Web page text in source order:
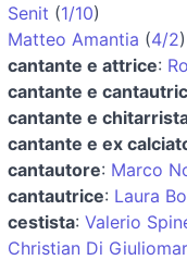
Senit (1/10)
Matteo Amantia (4/2)
cantante e attrice:
cantante e
cantante e
cantante e ex
cantautore: Marco
cantautrice: Laura
cestista: Valerio
Christian Di